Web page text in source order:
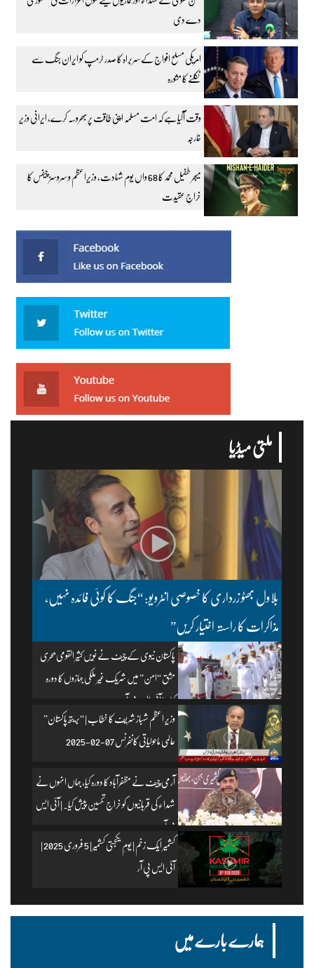
دے دی
امریکی مسلح افواج کے سربراہ کا صدر ٹرمپ کو ایران جنگ سے
نکلنے کا مشورہ
وقت آگیا ہے کہ امت مسلمہ اپنی طاقت پر بھروسہ کرے، ایرانی وزیر
خارجہ
میجر طفیل محمد کا 68 واں یوم شہادت، وزیراعظم و سروسز چیفس کا
خراجِ عقیدت
ملتی میڈیا
بلاول بھٹو زرداری کا خصوصی انٹرویو: “جنگ کا کوئی فائدہ نہیں،
مذاکرات کا راستہ اختیار کریں”
پاکستان نیوی کے چیف نے نویں کثیر القومی بحری
مشق “امن” میں شریک غیر ملکی جہازوں کا دورہ
کیا۔ | آئی ایس پی آر
وزیرِ اعظم شہباز شریف کا خطاب | “بریتھ پاکستان”
عالمی ماحولیاتی کانفرنس 07-02-2025
آرمی چیف نے مظفرآباد کا دورہ کیا، جہاں انہوں نے
شہداء کی قربانیوں کو خراجِ تحسین پیش کیا۔ | آئی ایس
پی آر
کشمیر ایک زخم | یومِ یکجہتی کشمیر | 5 فروری 2025 |
آئی ایس پی آر
ہمارے بارے میں